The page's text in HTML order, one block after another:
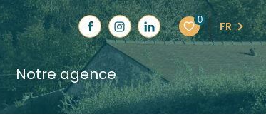
0 FR
notre agence